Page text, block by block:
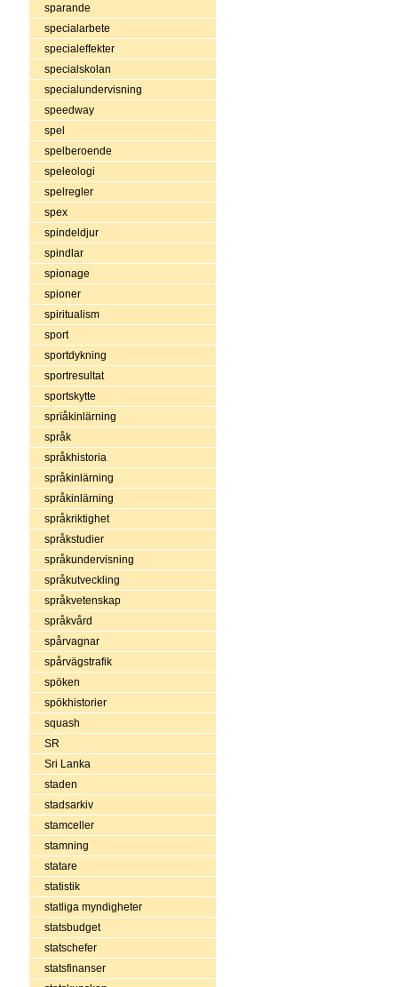
sparande
specialarbete
specialeffekter
specialskolan
specialundervisning
speedway
spel
spelberoende
speleologi
spelregler
spex
spindeldjur
spindlar
spionage
spioner
spiritualism
sport
sportdykning
sportresultat
sportskytte
sprïåkinlärning
språk
språkhistoria
språkinlärning
språkinlärning
språkriktighet
språkstudier
språkundervisning
språkutveckling
språkvetenskap
språkvård
spårvagnar
spårvägstrafik
spöken
spökhistorier
squash
SR
Sri Lanka
staden
stadsarkiv
stamceller
stamning
statare
statistik
statliga myndigheter
statsbudget
statschefer
statsfinanser